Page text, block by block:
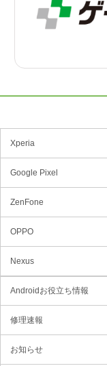
Xperia
Google Pixel
ZenFone
OPPO
Nexus
Androidお役立ち情報
修理速報
お知らせ